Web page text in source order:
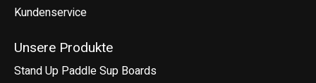
Kundenservice
Unsere Produkte
Stand Up Paddle Sup Boards